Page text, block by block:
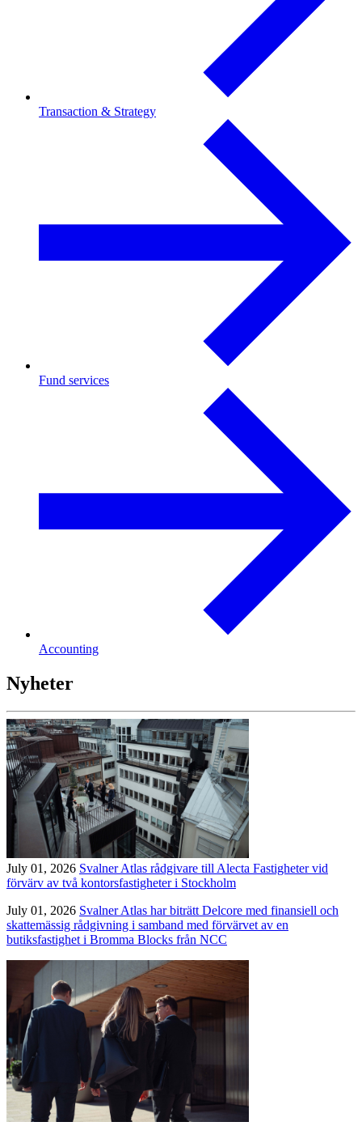
Transaction & Strategy
Fund services
Accounting
Nyheter
July 01, 2026 Svalner Atlas rådgivare till Alecta Fastigheter vid
förvärv av två kontorsfastigheter i Stockholm
July 01, 2026 Svalner Atlas har biträtt Delcore med finansiell och
skattemässig rådgivning i samband med förvärvet av en
butiksfastighet i Bromma Blocks från NCC